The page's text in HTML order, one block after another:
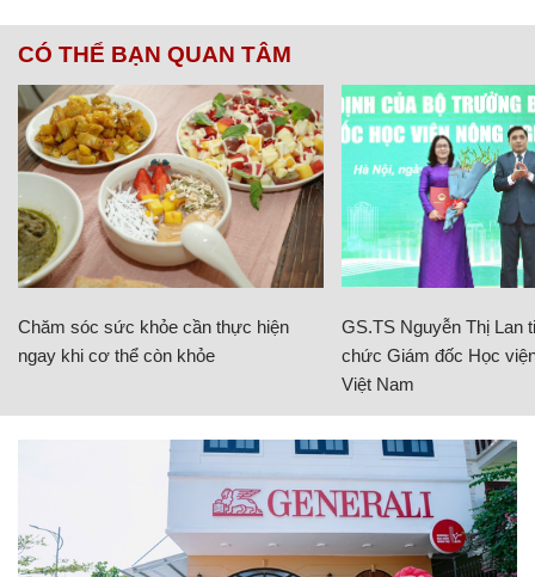
CÓ THỂ BẠN QUAN TÂM
Chăm sóc sức khỏe cần thực hiện
ngay khi cơ thể còn khỏe
GS.TS Nguyễn Thị Lan
chức Giám đốc Học
Việt Nam